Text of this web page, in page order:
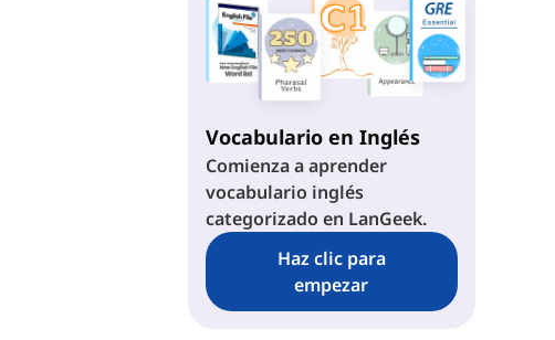
Vocabulario en Inglés
Comienza a aprender
vocabulario inglés
categorizado en LanGeek.
Haz clic para
empezar